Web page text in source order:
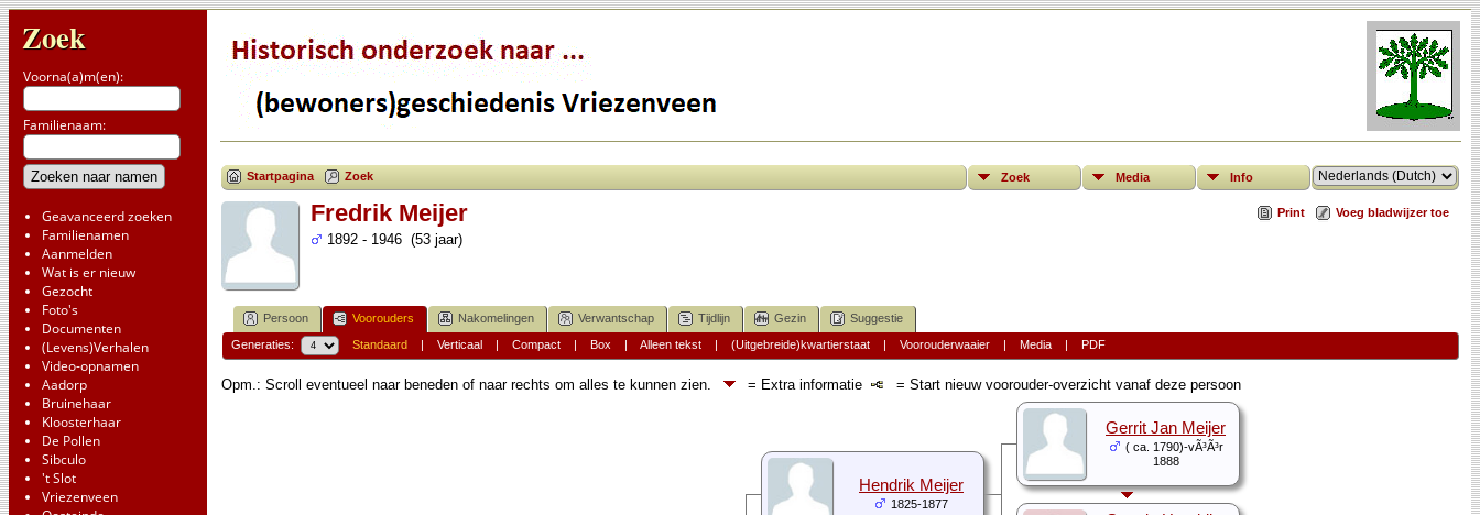
Zoek
Voorna(a)m(en):
Familienaam:
Geavanceerd zoeken
Familienamen
Aanmelden
Wat is er nieuw
Gezocht
Foto's
Documenten
(Levens)Verhalen
Video-opnamen
Aadorp
Bruinehaar
Kloosterhaar
De Pollen
Sibculo
't Slot
Vriezenveen
Startpagina Zoek Zoek Media Info
Print Voeg bladwijzer toe
Fredrik Meijer
1892 - 1946 (53 jaar)
Persoon Voorouders Nakomelingen Verwantschap Tijdlijn Gezin Suggestie
Generaties: Standaard| Verticaal| Compact| Box | Alleen tekst| (Uitgebreide)kwartierstaat| Voorouderwaaier| Media| PDF
Opm.: Scroll eventueel naar beneden of naar rechts om alles te kunnen zien. = Extra informatie = Start nieuw voorouder-overzicht vanaf deze persoon
Hendrik Meijer
1825-1877
Gerrit Jan Meijer
( ca. 1790)-vÃ³Ã³r
1888